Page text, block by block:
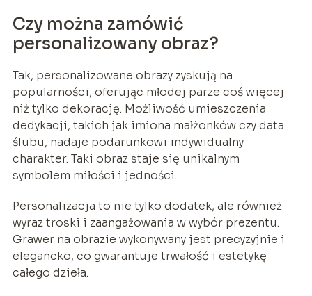
Czy można zamówić
personalizowany obraz?
Tak, personalizowane obrazy zyskują na
popularności, oferując młodej parze coś więcej
niż tylko dekorację. Możliwość umieszczenia
dedykacji, takich jak imiona małżonków czy data
ślubu, nadaje podarunkowi indywidualny
charakter. Taki obraz staje się unikalnym
symbolem miłości i jedności.
Personalizacja to nie tylko dodatek, ale również
wyraz troski i zaangażowania w wybór prezentu.
Grawer na obrazie wykonywany jest precyzyjnie i
elegancko, co gwarantuje trwałość i estetykę
całego dzieła.